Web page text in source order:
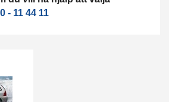
- 11 44 11